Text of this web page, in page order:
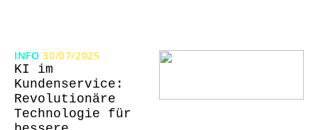
INFO 30/07/2025
KI im
Kundenservice:
Revolutionäre
Technologie für